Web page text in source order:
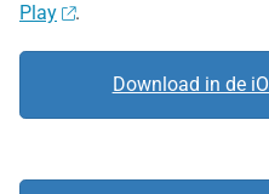
Play
.
Download in de